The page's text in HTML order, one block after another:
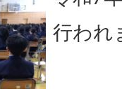
行われ